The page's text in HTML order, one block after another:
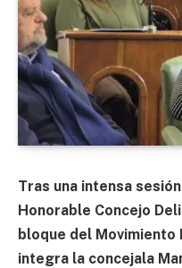
Tras una intensa
Honorable Concejo
bloque del Movimiento
integra la concejala